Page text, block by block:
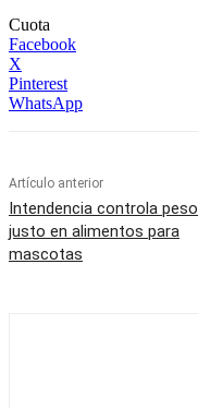
Cuota
Facebook
X
Pinterest
WhatsApp
Artículo anterior
Intendencia controla peso
justo en alimentos para
mascotas